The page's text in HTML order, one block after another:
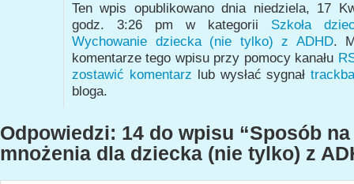
Ten wpis opublikowano dnia niedziela, 17
godz. 3:26 pm w kategorii Szkoła
Wychowanie dziecka (nie tylko) z ADHD.
komentarze tego wpisu przy pomocy kanału
zostawić komentarz lub wysłać sygnał
bloga.
Odpowiedzi: 14 do wpisu “Sposób
mnożenia dla dziecka (nie tylko) z